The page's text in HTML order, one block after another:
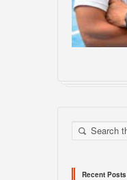
Recent Posts